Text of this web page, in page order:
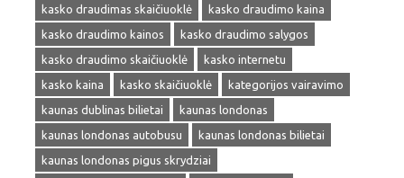
kasko draudimas skaičiuoklė
kasko draudimo kaina
kasko draudimo kainos
kasko draudimo salygos
kasko draudimo skaičiuoklė
kasko internetu
kasko kaina
kasko skaičiuoklė
kategorijos vairavimo
kaunas dublinas bilietai
kaunas londonas
kaunas londonas autobusu
kaunas londonas bilietai
kaunas londonas pigus skrydziai